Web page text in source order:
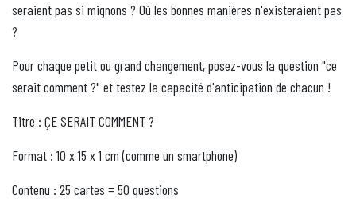
seraient pas si mignons ? Où les bonnes manières n'existeraient pas
?
Pour chaque petit ou grand changement, posez-vous la question "ce
serait comment ?" et testez la capacité d'anticipation de chacun !
Titre : ÇE SERAIT COMMENT ?
Format : 10 x 15 x 1 cm (comme un smartphone)
Contenu : 25 cartes = 50 questions